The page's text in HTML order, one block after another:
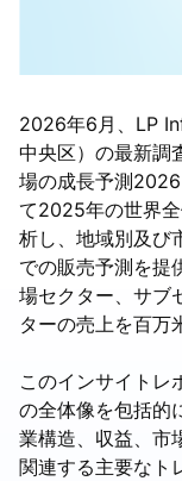
2026年6月、LP
中央区）の最新調
場の成長予測
て2025年の世界
析し、地域別及び
での販売予測を提
場セクター、サブ
ターの売上を百万
このインサイトレ
の全体像を包括的
業構造、収益、市
関連する主要なト